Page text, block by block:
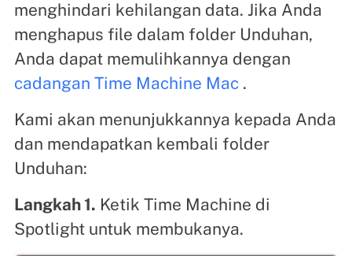
menghindari kehilangan data. Jika Anda
menghapus file dalam folder Unduhan,
Anda dapat memulihkannya dengan
cadangan Time Machine Mac.
Kami akan menunjukkannya kepada Anda
dan mendapatkan kembali folder
Unduhan:
Langkah 1. Ketik Time Machine di
Spotlight untuk membukanya.